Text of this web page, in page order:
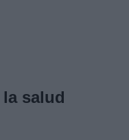
salud